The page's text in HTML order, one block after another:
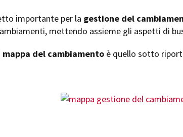
importante per la gestione del
mettendo assieme gli aspetti di
mappa del cambiamento è quello sotto